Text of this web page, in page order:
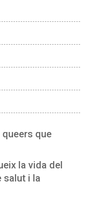
que
la vida del
salut i la